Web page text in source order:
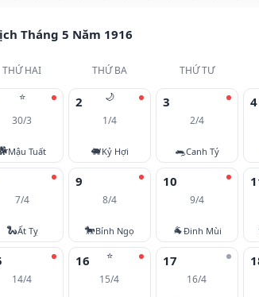
Tháng 5 Năm 1916
THỨ HAI THỨ BA THỨ TƯ
⭐
30/3
Mậu Tuất
🌙
2
1/4
🐖Kỷ Hợi
3
2/4
🐀Canh Tý
4
7/4
🐍Ất Tỵ
9
8/4
🐎Bính Ngọ
10
9/4
🐐Đinh Mùi
14/4
⭐
16
15/4
17
16/4